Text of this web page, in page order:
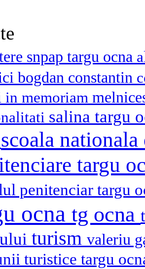
snpap targu ocna
bogdan constantin
in memoriam
salina targu
scoala
targu
penitenciar targu
ocna tg ocna
turism valeriu
turistice targu